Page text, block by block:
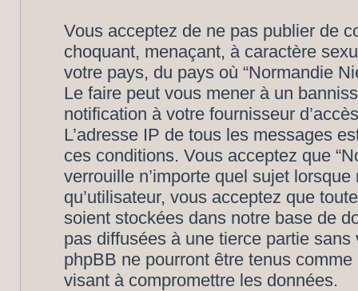
Vous acceptez de ne pas publier de
choquant, menaçant, à caractère
votre pays, du pays où “Normandie
Le faire peut vous mener à un
notification à votre fournisseur
L’adresse IP de tous les messages
ces conditions. Vous acceptez que
verrouille n’importe quel sujet
qu’utilisateur, vous acceptez que
soient stockées dans notre base de
pas diffusées à une tierce partie
phpBB ne pourront être tenus
visant à compromettre les données.